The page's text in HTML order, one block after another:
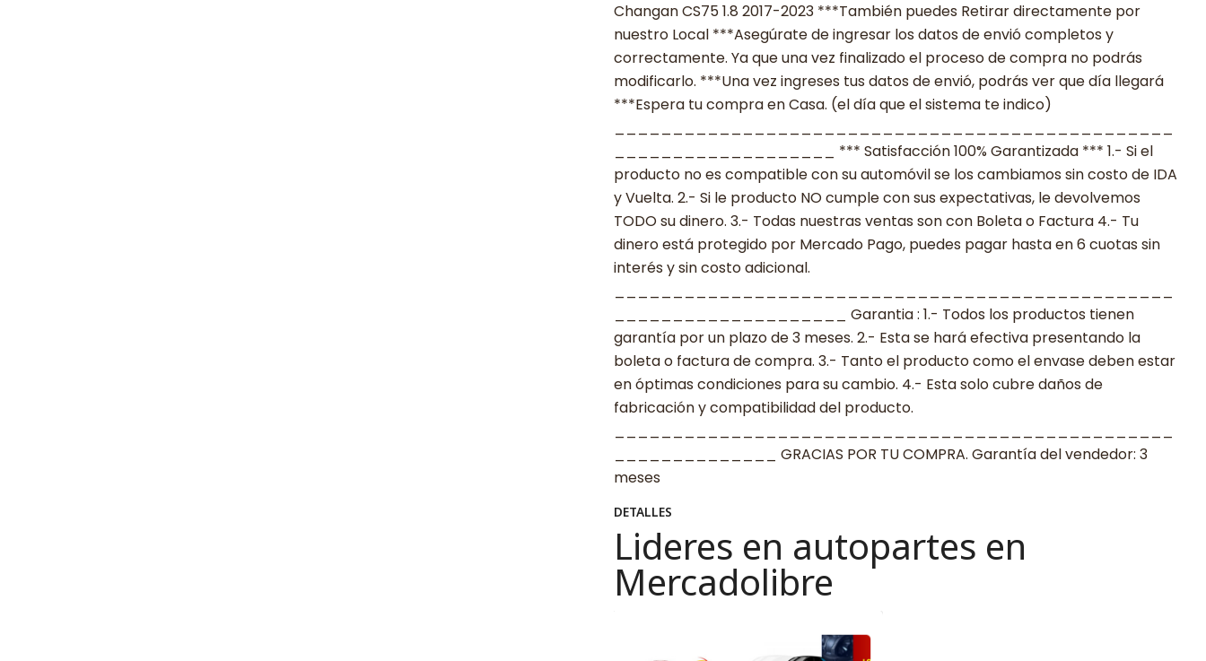
Changan CS75 1.8 2017-2023 ***También puedes Retirar directamente por
nuestro Local ***Asegúrate de ingresar los datos de envió completos y
correctamente. Ya que una vez finalizado el proceso de compra no podrás
modificarlo. ***Una vez ingreses tus datos de envió, podrás ver que día llegará
***Espera tu compra en Casa. (el día que el sistema te indico)
___________________ *** Satisfacción 100% Garantizada *** 1.- Si el
producto no es compatible con su automóvil se los cambiamos sin costo de IDA
y Vuelta. 2.- Si le producto NO cumple con sus expectativas, le devolvemos
TODO su dinero. 3.- Todas nuestras ventas son con Boleta o Factura 4.- Tu
dinero está protegido por Mercado Pago, puedes pagar hasta en 6 cuotas sin
interés y sin costo adicional.
____________________ Garantia : 1.- Todos los productos tienen
garantía por un plazo de 3 meses. 2.- Esta se hará efectiva presentando la
boleta o factura de compra. 3.- Tanto el producto como el envase deben estar
en óptimas condiciones para su cambio. 4.- Esta solo cubre daños de
fabricación y compatibilidad del producto.
______________ GRACIAS POR TU COMPRA. Garantía del vendedor: 3
meses
DETALLES
Lideres en autopartes en
Mercadolibre